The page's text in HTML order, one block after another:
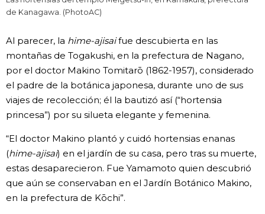
de Kanagawa. (PhotoAC)
Al parecer, la hime-ajisaifue descubierta en las
montañas de Togakushi, en la prefectura de Nagano,
por el doctor Makino Tomitarō (1862-1957), considerado
el padre de la botánica japonesa, durante uno de sus
viajes de recolección; él la bautizó así (“hortensia
princesa”) por su silueta elegante y femenina.
“El doctor Makino plantó y cuidó hortensias enanas
(hime-ajisai) en el jardín de su casa, pero tras su muerte,
estas desaparecieron. Fue Yamamoto quien descubrió
que aún se conservaban en el Jardín Botánico Makino,
en la prefectura de Kōchi”.